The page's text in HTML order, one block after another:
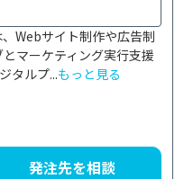
Webサイト制作や広告制
マーケティング実行支援
タルプ...もっと見る
発注先を相談